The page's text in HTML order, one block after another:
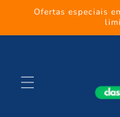
Skip to
Ofertas especiais